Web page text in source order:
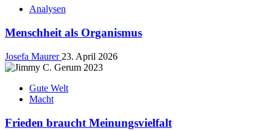
Analysen
Menschheit als Organismus
Josefa Maurer 23. April 2026
Gute Welt
Macht
Frieden braucht Meinungsvielfalt